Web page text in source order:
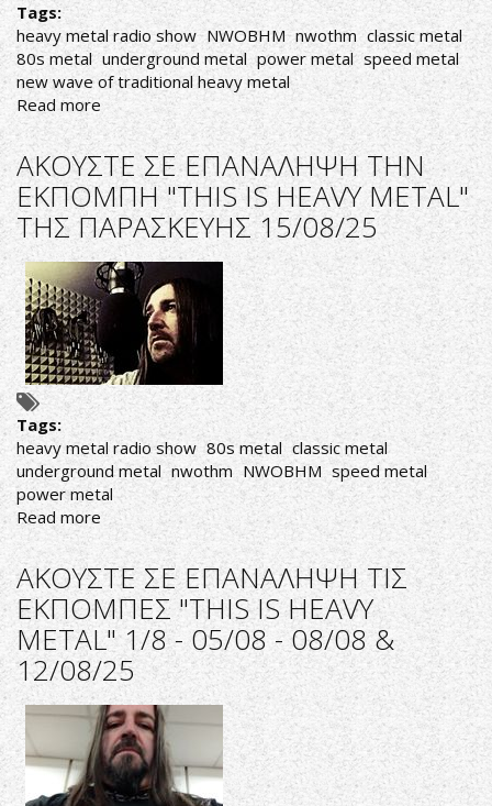
Tags:
heavy metal radio show NWOBHM nwothm classic metal
80s metal underground metal power metal speed metal
new wave of traditional heavy metal
Read more about
ΑΚΟΥΣΤΕ
ΣΕ
ΕΠΑΝΑΛΗΨΗ
ΤΗΝ
ΕΚΠΟΜΠΗ
"THIS
IS
HEAVY
METAL"
ΤΡΙΤΗΣ
19/08/25
ΑΚΟΥΣΤΕ ΣΕ ΕΠΑΝΑΛΗΨΗ ΤΗΝ
ΕΚΠΟΜΠΗ "THIS IS HEAVY METAL"
ΤΗΣ ΠΑΡΑΣΚΕΥΗΣ 15/08/25
Tags:
heavy metal radio show 80s metal classic metal
underground metal nwothm NWOBHM speed metal
power metal
Read more about
ΑΚΟΥΣΤΕ
ΣΕ
ΕΠΑΝΑΛΗΨΗ
ΤΗΝ
ΕΚΠΟΜΠΗ
"THIS
IS
HEAVY
METAL"
ΤΗΣ
ΠΑΡΑΣΚΕΥΗΣ
15/08/25
ΑΚΟΥΣΤΕ ΣΕ ΕΠΑΝΑΛΗΨΗ ΤΙΣ
ΕΚΠΟΜΠΕΣ "THIS IS HEAVY
METAL" 1/8 - 05/08 - 08/08 &
12/08/25